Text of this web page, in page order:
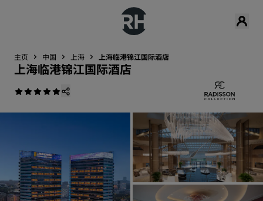
主页 中国 上海 上海临港锦江国际酒店
上海临港锦江国际酒店